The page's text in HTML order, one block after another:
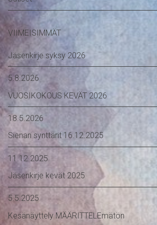
VIIMEISIMMÄT
Jäsenkirje syksy 2026
5.8.2026
VUOSIKOKOUS KEVÄT 2026
18.5.2026
Sienan synttärit 16.12.2025
11.12.2025
Jäsenkirje kevät 2025
5.5.2025
Kesänäyttely MÄÄRITTELEmätön